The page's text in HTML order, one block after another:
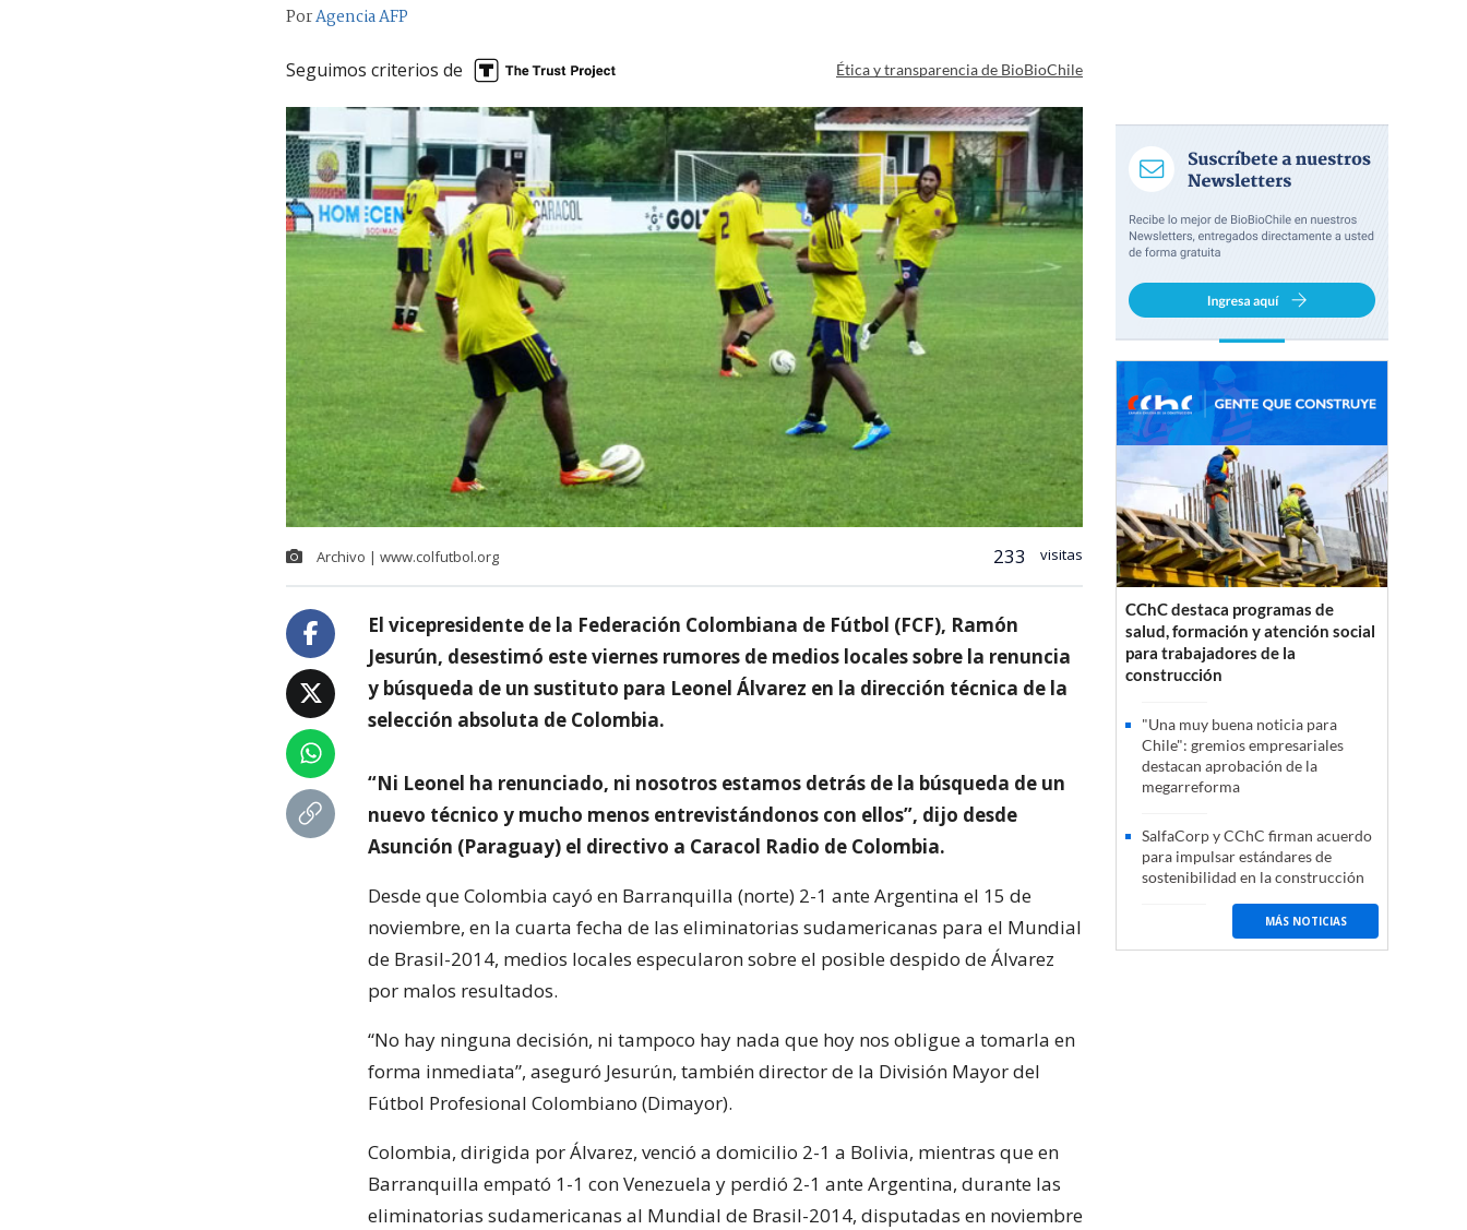
PorAgencia AFP
Seguimos criterios de Ética y transparencia de BioBioChile
Archivo | www.colfutbol.org 233 visitas
El vicepresidente de la Federación Colombiana de Fútbol (FCF), Ramón
Jesurún, desestimó este viernes rumores de medios locales sobre la renuncia
y búsqueda de un sustituto para Leonel Álvarez en la dirección técnica de la
selección absoluta de Colombia.
“Ni Leonel ha renunciado, ni nosotros estamos detrás de la búsqueda de un
nuevo técnico y mucho menos entrevistándonos con ellos”, dijo desde
Asunción (Paraguay) el directivo a Caracol Radio de Colombia.
Desde que Colombia cayó en Barranquilla (norte) 2-1 ante Argentina el 15 de
noviembre, en la cuarta fecha de las eliminatorias sudamericanas para el Mundial
de Brasil-2014, medios locales especularon sobre el posible despido de Álvarez
por malos resultados.
“No hay ninguna decisión, ni tampoco hay nada que hoy nos obligue a tomarla en
forma inmediata”, aseguró Jesurún, también director de la División Mayor del
Fútbol Profesional Colombiano (Dimayor).
Colombia, dirigida por Álvarez, venció a domicilio 2-1 a Bolivia, mientras que en
Barranquilla empató 1-1 con Venezuela y perdió 2-1 ante Argentina, durante las
eliminatorias sudamericanas al Mundial de Brasil-2014, disputadas en noviembre
CChC destaca programas de
salud, formación y atención social
para trabajadores de la
construcción
"Una muy buena noticia para
Chile": gremios empresariales
destacan aprobación de la
megarreforma
SalfaCorp y CChC firman acuerdo
para impulsar estándares de
sostenibilidad en la construcción
MÁS NOTICIAS